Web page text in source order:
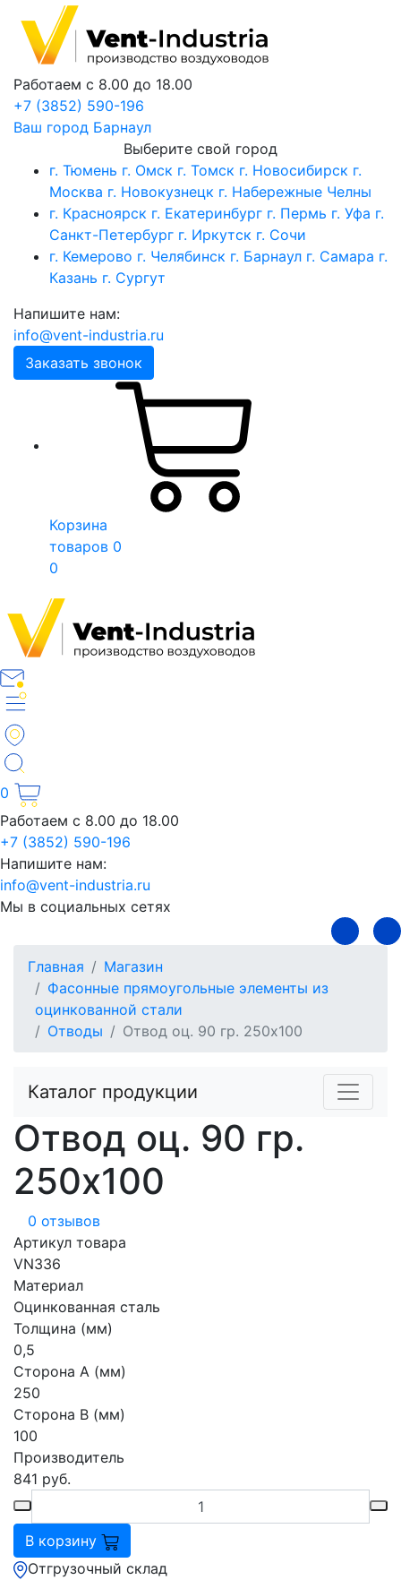
Работаем с 8.00 до 18.00
+7 (3852) 590-196
Ваш город Барнаул
Выберите свой город
г. Тюмень г. Омск г. Томск г. Новосибирск г.
Москва г. Новокузнецк г. Набережные Челны
г. Красноярск г. Екатеринбург г. Пермь г. Уфа г.
Санкт-Петербург г. Иркутск г. Сочи
г. Кемерово г. Челябинск г. Барнаул г. Самара г.
Казань г. Сургут
Напишите нам:
info@vent-industria.ru
Заказать звонок
Корзина
товаров 0
0
0
Работаем с 8.00 до 18.00
+7 (3852) 590-196
Напишите нам:
info@vent-industria.ru
Мы в социальных сетях
Главная
Магазин
Фасонные прямоугольные элементы из
оцинкованной стали
Отводы
Отвод оц. 90 гр. 250х100
Отвод оц. 90 гр.
250х100
0 отзывов
Артикул товара
VN336
Материал
Оцинкованная сталь
Толщина (мм)
0,5
Сторона А (мм)
250
Сторона В (мм)
100
Производитель
841 руб.
В корзину
Отгрузочный склад
Каталог продукции